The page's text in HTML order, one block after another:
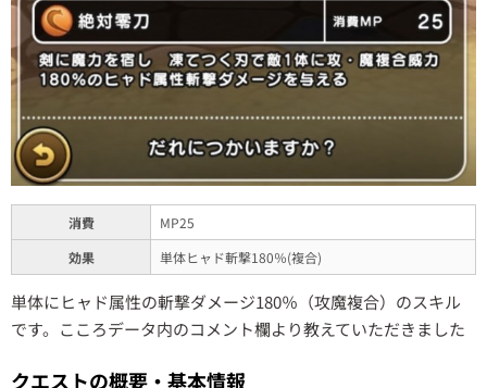
消費
MP25
効果
単体ヒャド斬撃180％(複合)
単体にヒャド属性の斬撃ダメージ180％（攻魔複合）のスキル
です。こころデータ内のコメント欄より教えていただきました
クエストの概要・基本情報